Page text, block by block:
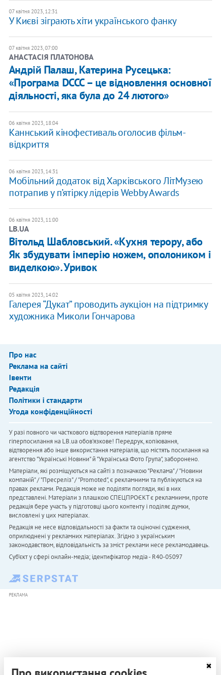
07 квітня 2023, 12:31
У Києві зіграють хіти українського фанку
07 квітня 2023, 07:00
АНАСТАСІЯ ПЛАТОНОВА
Андрій Палаш, Катерина Русецька:
«Програма DCCC – це відновлення основної
діяльності, яка була до 24 лютого»
06 квітня 2023, 18:04
Каннський кінофестиваль оголосив фільм-
відкриття
06 квітня 2023, 14:31
Мобільний додаток від Харківського ЛітМузею
потрапив у п’ятірку лідерів Webby Awards
06 квітня 2023, 11:00
LB.UA
Вітольд Шабловський. «Кухня терору, або
Як збудувати імперію ножем, ополоником і
виделкою». Уривок
05 квітня 2023, 14:02
Галерея “Дукат” проводить аукціон на підтримку
художника Миколи Гончарова
Про нас
Реклама на сайті
Івенти
Редакція
Політики і стандарти
Угода конфіденційності
У разі повного чи часткового відтворення матеріалів пряме
гіперпосилання на LB.ua обов'язкове! Передрук, копіювання,
відтворення або інше використання матеріалів, що містять посилання на
агентство "Українськi Новини" й "Українська Фото Група", заборонено.
Матеріали, які розміщуються на сайті з позначкою "Реклама" / "Новини
компаній" / "Пресреліз" / "Promoted", є рекламними та публікуються на
правах реклами. Редакція може не поділяти погляди, які в них
представлені. Матеріали з плашкою СПЕЦПРОЄКТ є рекламними, проте
редакція бере участь у підготовці цього контенту і поділяє думки,
висловлені у цих матеріалах.
Редакція не несе відповідальності за факти та оціночні судження,
оприлюднені у рекламних матеріалах. Згідно з українським
законодавством, відповідальність за зміст реклами несе рекламодавець.
Cуб'єкт у сфері онлайн-медіа; ідентифікатор медіа - R40-05097
РЕКЛАМА